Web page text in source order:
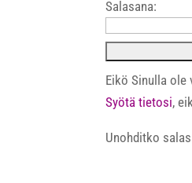
Salasana:
Eikö Sinulla ole
Syötä tietosi,
Unohditko